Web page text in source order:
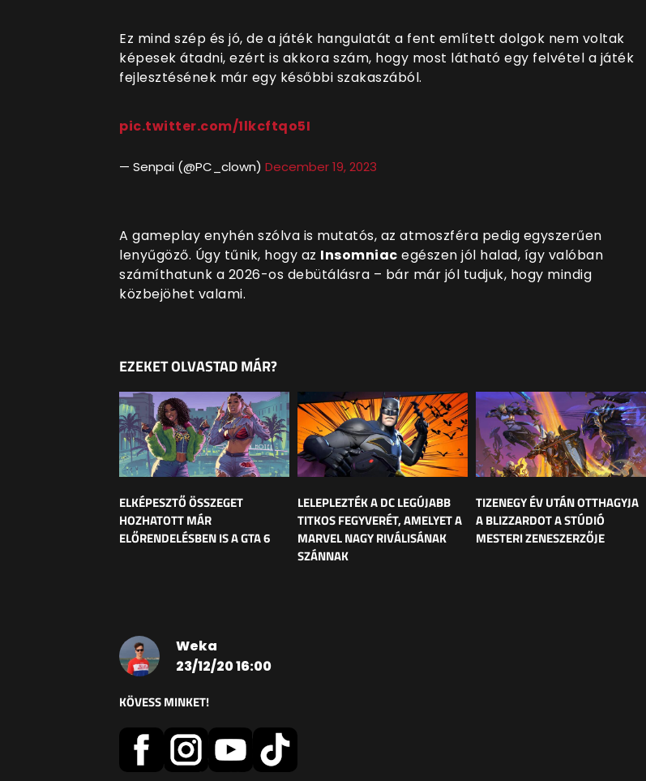
Ez mind szép és jó, de a játék hangulatát a fent említett dolgok nem voltak
képesek átadni, ezért is akkora szám, hogy most látható egy felvétel a játék
fejlesztésének már egy későbbi szakaszából.
pic.twitter.com/1lkcftqo5I
— Senpai (@PC_clown) December 19, 2023
A gameplay enyhén szólva is mutatós, az atmoszféra pedig egyszerűen
lenyűgöző. Úgy tűnik, hogy az Insomniac egészen jól halad, így valóban
számíthatunk a 2026-os debütálásra – bár már jól tudjuk, hogy mindig
közbejöhet valami.
EZEKET OLVASTAD MÁR?
ELKÉPESZTŐ ÖSSZEGET
HOZHATOTT MÁR
ELŐRENDELÉSBEN IS A GTA 6
LELEPLEZTÉK A DC LEGÚJABB
TITKOS FEGYVERÉT, AMELYET A
MARVEL NAGY RIVÁLISÁNAK
SZÁNNAK
TIZENEGY ÉV UTÁN OTTHAGYJA
A BLIZZARDOT A STÚDIÓ
MESTERI ZENESZERZŐJE
Weka
23/12/20 16:00
KÖVESS MINKET!